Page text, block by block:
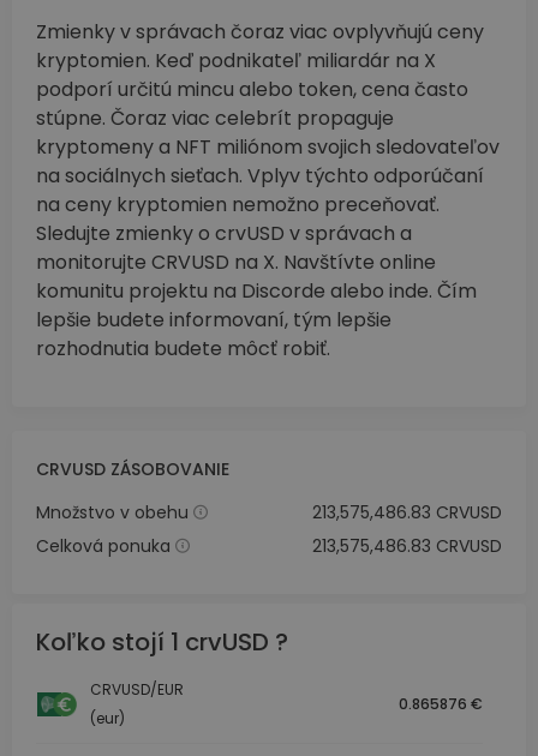
Zmienky v správach čoraz viac ovplyvňujú ceny
kryptomien. Keď podnikateľ miliardár na X
podporí určitú mincu alebo token, cena často
stúpne. Čoraz viac celebrít propaguje
kryptomeny a NFT miliónom svojich sledovateľov
na sociálnych sieťach. Vplyv týchto odporúčaní
na ceny kryptomien nemožno preceňovať.
Sledujte zmienky o crvUSD v správach a
monitorujte CRVUSD na X. Navštívte online
komunitu projektu na Discorde alebo inde. Čím
lepšie budete informovaní, tým lepšie
rozhodnutia budete môcť robiť.
CRVUSD ZÁSOBOVANIE
Množstvo v obehu
213,575,486.83 CRVUSD
Celková ponuka
213,575,486.83 CRVUSD
Koľko stojí 1 crvUSD ?
CRVUSD/EUR
(eur)
0.865876 €